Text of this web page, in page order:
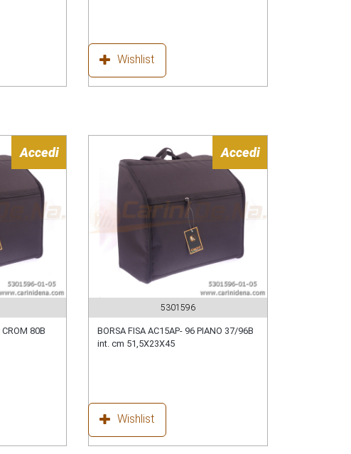
Wishlist
Accedi
CROM 80B
Accedi
5301596
BORSA FISA AC15AP- 96 PIANO 37/96B
int. cm 51,5X23X45
Wishlist